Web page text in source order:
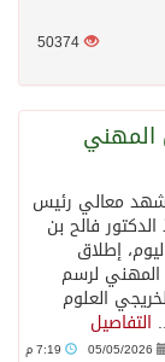
50374
المهني
معالي رئيس
فالح بن
إطلاق
لرسم
العلوم
التفاصيل
05/05/2026